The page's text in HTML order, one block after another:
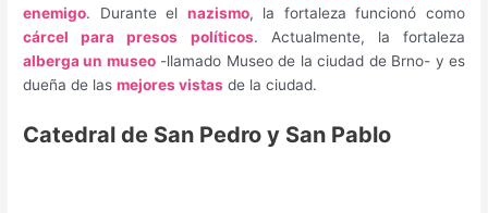
enemigo. Durante el nazismo, la fortaleza funcionó como
cárcel para presos políticos. Actualmente, la fortaleza
alberga un museo-llamado Museo de la ciudad de Brno- y es
dueña de lasmejores vistas de la ciudad.
Catedral de San Pedro y San Pablo